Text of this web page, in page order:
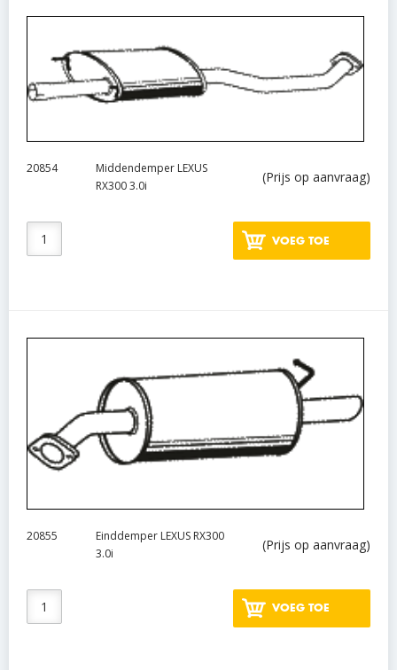
20854
Middendemper LEXUS
RX300 3.0i
(Prijs op aanvraag)
VOEG TOE
20855
Einddemper LEXUS RX300
3.0i
(Prijs op aanvraag)
VOEG TOE